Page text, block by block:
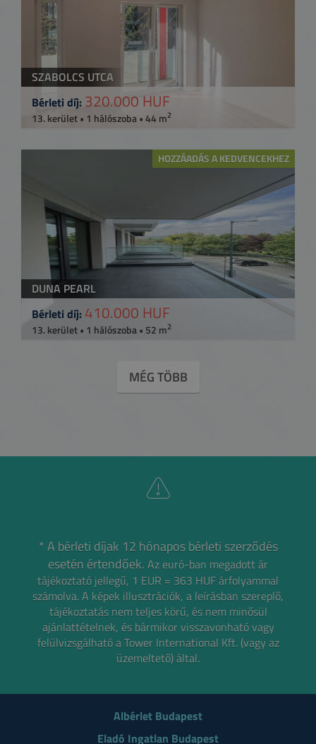
SZABOLCS UTCA
Bérleti díj: 320.000 HUF
13. kerület • 1 hálószoba • 44 m2
HOZZÁADÁS A KEDVENCEKHEZ
DUNA PEARL
Bérleti díj: 410.000 HUF
13. kerület • 1 hálószoba • 52 m2
MÉG TÖBB
* A bérleti díjak 12 hónapos bérleti szerződés
esetén értendőek. Az euró-ban megadott ár
tájékoztató jellegű, 1 EUR = 363 HUF árfolyammal
számolva.A képek illusztrációk, a leírásban szereplő,
tájékoztatás nem teljes körű, és nem minősül
ajánlattételnek, és bármikor visszavonható vagy
felülvizsgálható a Tower International Kft. (vagy az
üzemeltető) által.
Albérlet Budapest
Eladó Ingatlan Budapest